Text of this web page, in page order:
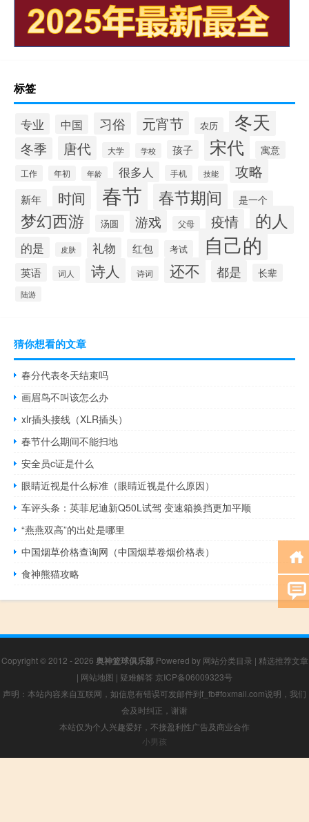
标签
专业 中国 习俗 元宵节 农历 冬天
冬季 唐代 大学 学校 孩子 宋代 寓意
工作 年初 年龄 很多人 手机 技能 攻略
新年 时间 春节 春节期间 是一个
梦幻西游 汤圆 游戏 父母 疫情 的人
的是 皮肤 礼物 红包 考试 自己的
英语 词人 诗人 诗词 还不 都是 长辈
陆游
猜你想看的文章
春分代表冬天结束吗
画眉鸟不叫该怎么办
xlr插头接线（XLR插头）
春节什么期间不能扫地
安全员c证是什么
眼睛近视是什么标准（眼睛近视是什么原因）
车评头条：英菲尼迪新Q50L试驾 变速箱换挡更加平顺
“燕燕双高”的出处是哪里
中国烟草价格查询网（中国烟草卷烟价格表）
食神熊猫攻略
Copyright © 2012 - 2026 奥神篮球俱乐部Powered by 网站分类目录 | 精选推荐文章
| 网站地图 | 疑难解答 京ICP备06009323号
声明：本站内容来自互联网，如信息有错误可发邮件到f_fb#foxmail.com说明，我们
会及时纠正，谢谢
本站仅为个人兴趣爱好，不接盈利性广告及商业合作
小男孩